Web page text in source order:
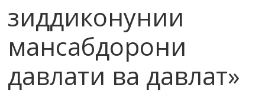
зиддиконунии
мансабдорони
давлати ва давлат»